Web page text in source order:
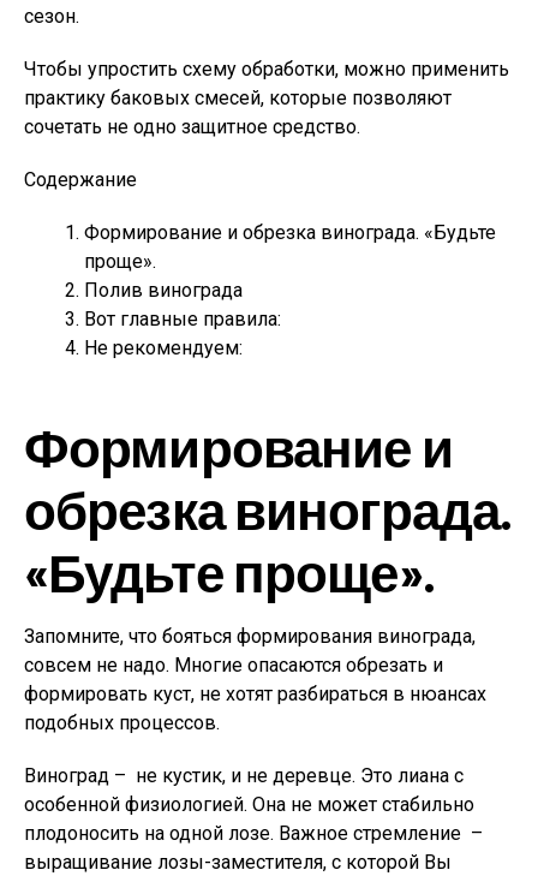
сезон.
Чтобы упростить схему обработки, можно применить
практику баковых смесей, которые позволяют
сочетать не одно защитное средство.
Содержание
Формирование и обрезка винограда. «Будьте
проще».
Полив винограда
Вот главные правила:
Не рекомендуем:
Формирование и
обрезка винограда.
«Будьте проще».
Запомните, что бояться формирования винограда,
совсем не надо. Многие опасаются обрезать и
формировать куст, не хотят разбираться в нюансах
подобных процессов.
Виноград – не кустик, и не деревце. Это лиана с
особенной физиологией. Она не может стабильно
плодоносить на одной лозе. Важное стремление –
выращивание лозы-заместителя, с которой Вы